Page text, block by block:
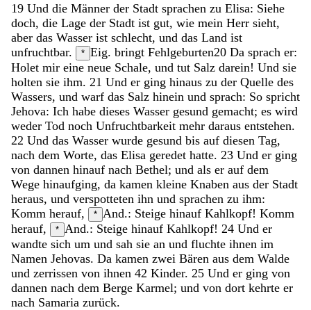
19 Und die Männer der Stadt sprachen zu Elisa: Siehe
doch, die Lage der Stadt ist gut, wie mein Herr sieht,
aber das Wasser ist schlecht, und das Land ist
unfruchtbar. * Eig. bringt Fehlgeburten20 Da sprach er:
Holet mir eine neue Schale, und tut Salz darein! Und sie
holten sie ihm. 21 Und er ging hinaus zu der Quelle des
Wassers, und warf das Salz hinein und sprach: So spricht
Jehova: Ich habe dieses Wasser gesund gemacht; es wird
weder Tod noch Unfruchtbarkeit mehr daraus entstehen.
22 Und das Wasser wurde gesund bis auf diesen Tag,
nach dem Worte, das Elisa geredet hatte. 23 Und er ging
von dannen hinauf nach Bethel; und als er auf dem
Wege hinaufging, da kamen kleine Knaben aus der Stadt
heraus, und verspotteten ihn und sprachen zu ihm:
Komm herauf, * And.: Steige hinauf Kahlkopf! Komm
herauf, * And.: Steige hinauf Kahlkopf! 24 Und er
wandte sich um und sah sie an und fluchte ihnen im
Namen Jehovas. Da kamen zwei Bären aus dem Walde
und zerrissen von ihnen 42 Kinder. 25 Und er ging von
dannen nach dem Berge Karmel; und von dort kehrte er
nach Samaria zurück.